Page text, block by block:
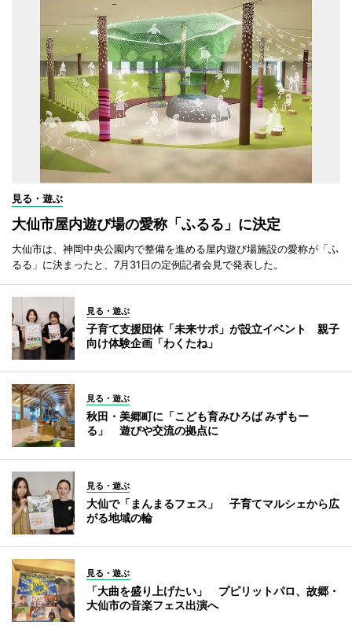
見る・遊ぶ
大仙市屋内遊び場の愛称「ふるる」に決定
大仙市は、神岡中央公園内で整備を進める屋内遊び場施設の愛称が「ふ
るる」に決まったと、7月31日の定例記者会見で発表した。
見る・遊ぶ
子育て支援団体「未来サポ」が設立イベント 親子
向け体験企画「わくたね」
見る・遊ぶ
秋田・美郷町に「こども育みひろば みずもー
る」 遊びや交流の拠点に
見る・遊ぶ
大仙で「まんまるフェス」 子育てマルシェから広
がる地域の輪
見る・遊ぶ
「大曲を盛り上げたい」 プピリットパロ、故郷・
大仙市の音楽フェス出演へ